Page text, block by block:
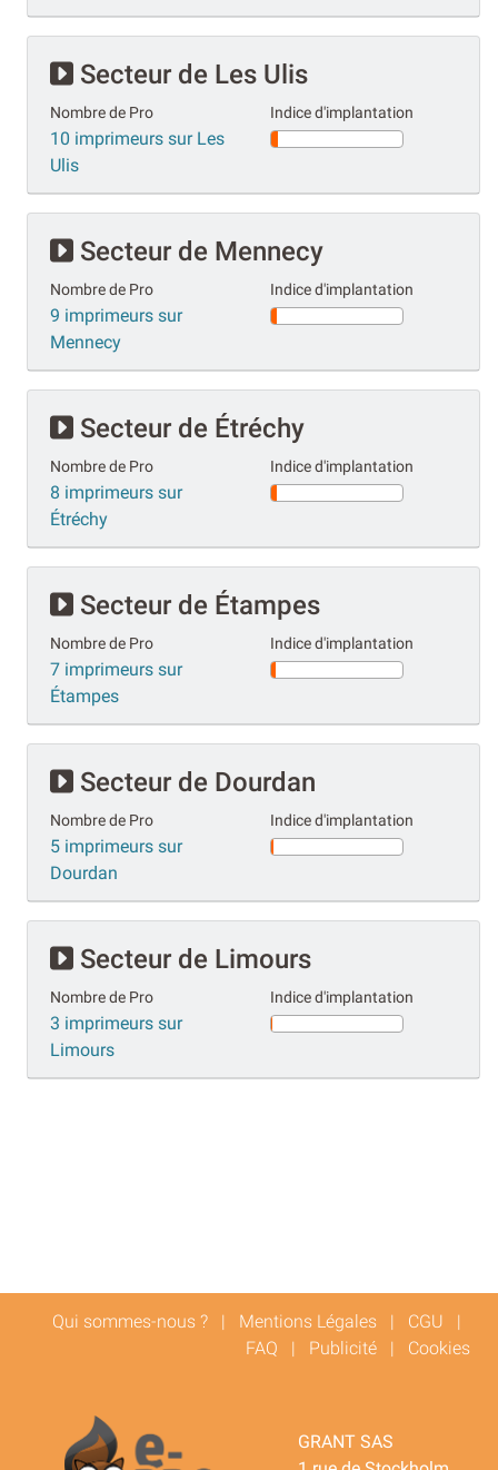
Secteur de Les Ulis
Nombre de Pro
10 imprimeurs sur Les
Ulis
Indice d'implantation
Secteur de Mennecy
Nombre de Pro
9 imprimeurs sur
Mennecy
Indice d'implantation
Secteur de Étréchy
Nombre de Pro
8 imprimeurs sur
Étréchy
Indice d'implantation
Secteur de Étampes
Nombre de Pro
7 imprimeurs sur
Étampes
Indice d'implantation
Secteur de Dourdan
Nombre de Pro
5 imprimeurs sur
Dourdan
Indice d'implantation
Secteur de Limours
Nombre de Pro
3 imprimeurs sur
Limours
Indice d'implantation
Qui sommes-nous ? | Mentions Légales | CGU |
FAQ | Publicité | Cookies
GRANT SAS